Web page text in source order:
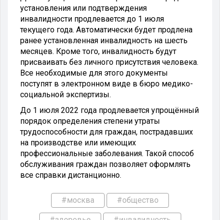
установления или подтверждения
инвалидности продлевается до 1 июля
текущего года. Автоматически будет продлена
ранее установленная инвалидность на шесть
месяцев. Кроме того, инвалидность будут
присваивать без личного присутствия человека.
Все необходимые для этого документы
поступят в электронном виде в бюро медико-
социальной экспертизы.
До 1 июля 2022 года продлевается упрощённый
порядок определения степени утраты
трудоспособности для граждан, пострадавших
на производстве или имеющих
профессиональные заболевания. Такой способ
обслуживания граждан позволяет оформлять
все справки дистанционно.
#москва #общество